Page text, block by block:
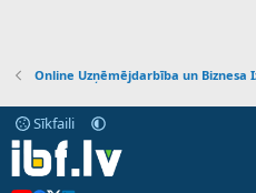
Online Uzņēmējdarbība un Biznesa
Sīkfaili